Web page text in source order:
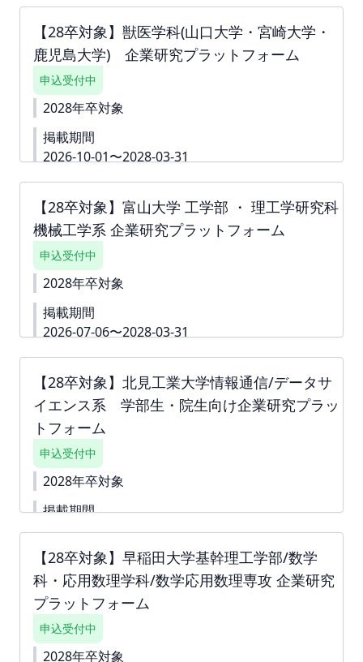
▼詳細資料https://second-
campus.net/upload/freepage/6a435b522abfc.pdf
下書き機能はございません。 「回答内容を学生に公
開しない」というチェック付きの質問は 「ダミー」
や「000」などをご入力いただき、 「回答内容を学
生に公開しない」というチェックボックスへチェッ
クをしてお申込みを進めていただくことも可能で
求書は掲載が確定した月末に発行いたします。
【28卒対象】獣医学科(山口大学・宮崎大学・
鹿児島大学) 企業研究プラットフォーム
申込受付中
2028年卒対象
掲載期間
2026-10-01〜2028-03-31
▼詳細資料https://second-
campus.net/upload/freepage/6a38fd48c778e.pdf
※ご請求書は掲載が確定した月末に発行いたしま
す。 下書き機能はございません。 「回答内容を学生
に公開しない」というチェック付きの質問は 「ダミ
ー」や「000」などをご入力いただき、 「回答内容
を学生に公開しない」というチェックボックスへチ
です。 ※掲載確定後も何度でも編集可能です。
【28卒対象】富山大学 工学部 ・ 理工学研究科
機械工学系 企業研究プラットフォーム
申込受付中
2028年卒対象
掲載期間
2026-07-06〜2028-03-31
詳細資料https://second-
campus.net/upload/freepage/6a2bc242511da.pdf
※ご請求書は掲載が確定した月末に発行いたします。
下書き機能はございません。 「回答内容を学生に公
開しない」というチェック付きの質問は 「ダミー」
や「000」などをご入力いただき、 「回答内容を学
生に公開しない」というチェックボックスへチェッ
クをしてお申込みを進めていただくことも可能で
す。 ※掲載確定後も何度でも編集可能です。
【28卒対象】北見工業大学情報通信/データサ
イエンス系 学部生・院生向け企業研究プラッ
トフォーム
申込受付中
2028年卒対象
掲載期間
2026-10-01〜2028-03-31
下書き機能はございません。 すぐに入力できない内
容がある場合は、「ダミー」や「000」などをご入
力して進んでください。 ※掲載確定後も何度でも編
集可能です。 詳細資料
campus.net/upload/freepage/69e076d18fe27.pdf
※ご請求書は掲載が確定した月末に発行いたしま
す。
【28卒対象】早稲田大学基幹理工学部/数学
科・応用数理学科/数学応用数理専攻 企業研究
プラットフォーム
申込受付中
2028年卒対象